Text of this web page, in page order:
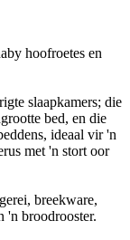
hoofroetes en
slaapkamers; die
bed, en die
ideaal vir 'n
met 'n stort oor
breekware,
'n broodrooster.